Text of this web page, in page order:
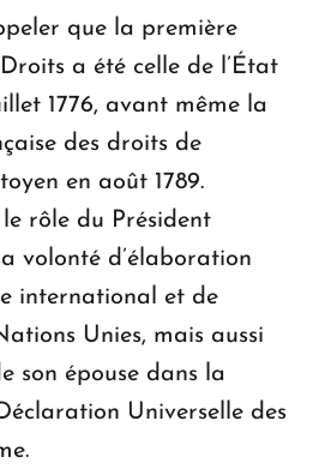
que la première
a été celle de l’État
1776, avant même la
des droits de
en août 1789.
rôle du Président
volonté d’élaboration
international et de
Unies, mais aussi
son épouse dans la
Universelle des